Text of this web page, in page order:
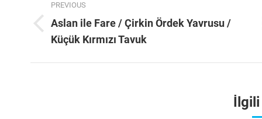
navigation
PREVIOUS
Previous
post:
Aslan ile Fare / Çirkin Ördek Yavrusu /
Küçük Kırmızı Tavuk
İlgili